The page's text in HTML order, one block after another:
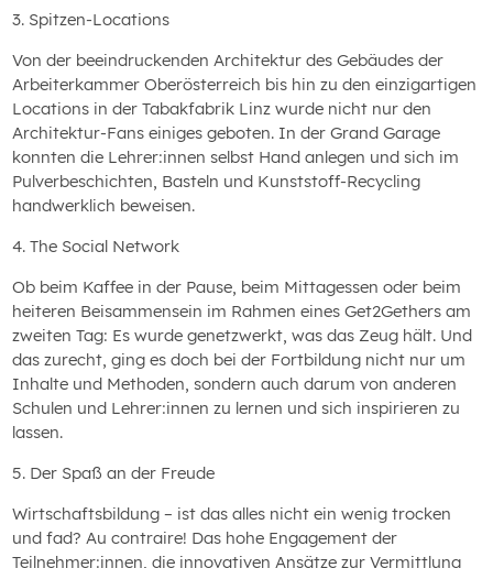
3. Spitzen-Locations
Von der beeindruckenden Architektur des Gebäudes der
Arbeiterkammer Oberösterreich bis hin zu den einzigartigen
Locations in der Tabakfabrik Linz wurde nicht nur den
Architektur-Fans einiges geboten. In der Grand Garage
konnten die Lehrer:innen selbst Hand anlegen und sich im
Pulverbeschichten, Basteln und Kunststoff-Recycling
handwerklich beweisen.
4. The Social Network
Ob beim Kaffee in der Pause, beim Mittagessen oder beim
heiteren Beisammensein im Rahmen eines Get2Gethers am
zweiten Tag: Es wurde genetzwerkt, was das Zeug hält. Und
das zurecht, ging es doch bei der Fortbildung nicht nur um
Inhalte und Methoden, sondern auch darum von anderen
Schulen und Lehrer:innen zu lernen und sich inspirieren zu
lassen.
5. Der Spaß an der Freude
Wirtschaftsbildung – ist das alles nicht ein wenig trocken
und fad? Au contraire! Das hohe Engagement der
Teilnehmer:innen, die innovativen Ansätze zur Vermittlung